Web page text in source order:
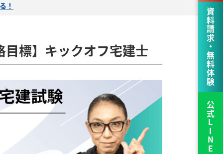
！
標】キックオフ宅建士 資料請求・無料体験
公式LINE